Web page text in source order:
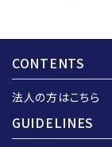
CONTENTS
法人の方はこちら
GUIDELINES